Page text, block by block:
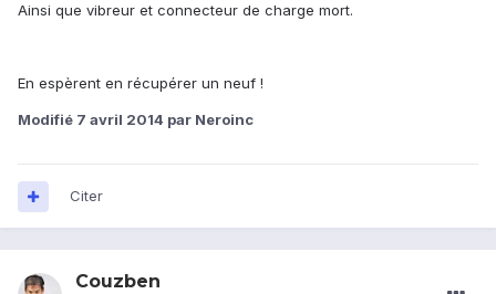
Ainsi que vibreur et connecteur de charge mort.
En espèrent en récupérer un neuf !
Modifié 7 avril 2014 par Neroinc
Citer
Couzben